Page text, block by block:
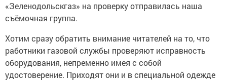
«Зеленодольскгаз» на проверку отправилась наша
съёмочная группа.
Хотим сразу обратить внимание читателей на то, что
работники газовой службы проверяют исправность
оборудования, непременно имея с собой
удостоверение. Приходят они и в специальной одежде